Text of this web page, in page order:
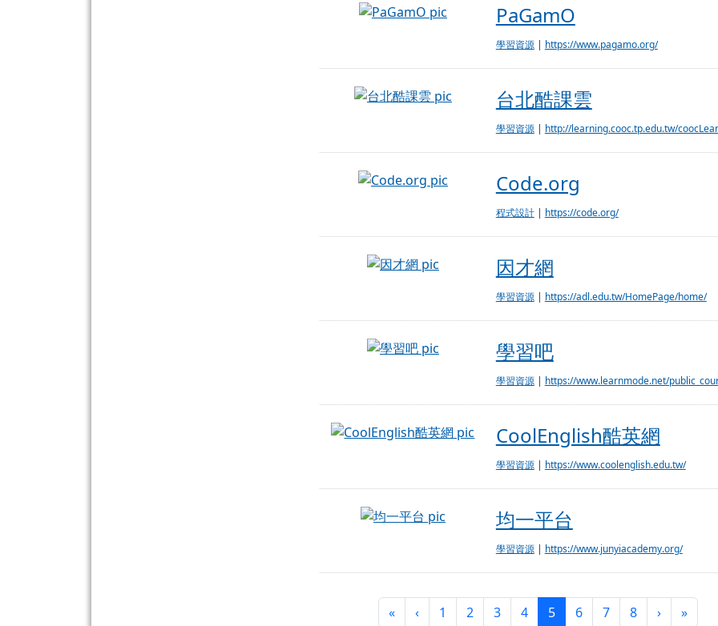
PaGamOPaGamO
學習資源| https://www.pagamo.org/
台北酷課雲台北酷課雲
學習資源| http://learning.cooc.tp.edu.tw/
Code.orgCode.org
程式設計| https://code.org/
因才網 因才網
學習資源| https://adl.edu.tw/HomePage/home/
學習吧 學習吧
學習資源| https://www.learnmode.net/
CoolEnglish酷英網
CoolEnglish酷英網
學習資源| https://www.coolenglish.edu.tw/
均一平台 均一平台
學習資源| https://www.junyiacademy.org/
«第一頁
‹上一頁
1 2 3 4 5(目前頁次)
6 7 8 ›下一頁
»最後頁